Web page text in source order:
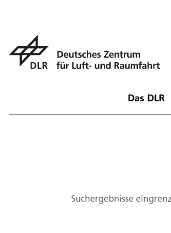
Das DLR
Suchergebnisse